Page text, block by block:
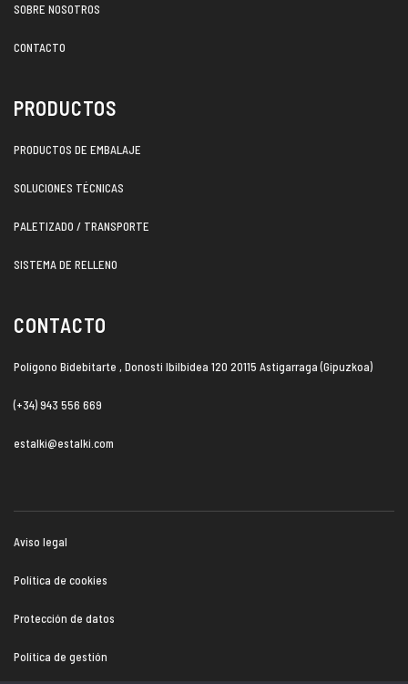
SOBRE NOSOTROS
CONTACTO
PRODUCTOS
PRODUCTOS DE EMBALAJE
SOLUCIONES TÉCNICAS
PALETIZADO / TRANSPORTE
SISTEMA DE RELLENO
CONTACTO
Polígono Bidebitarte , Donosti Ibilbidea 120 20115 Astigarraga (Gipuzkoa)
(+34) 943 556 669
estalki@estalki.com
Aviso legal
Política de cookies
Protección de datos
Política de gestión